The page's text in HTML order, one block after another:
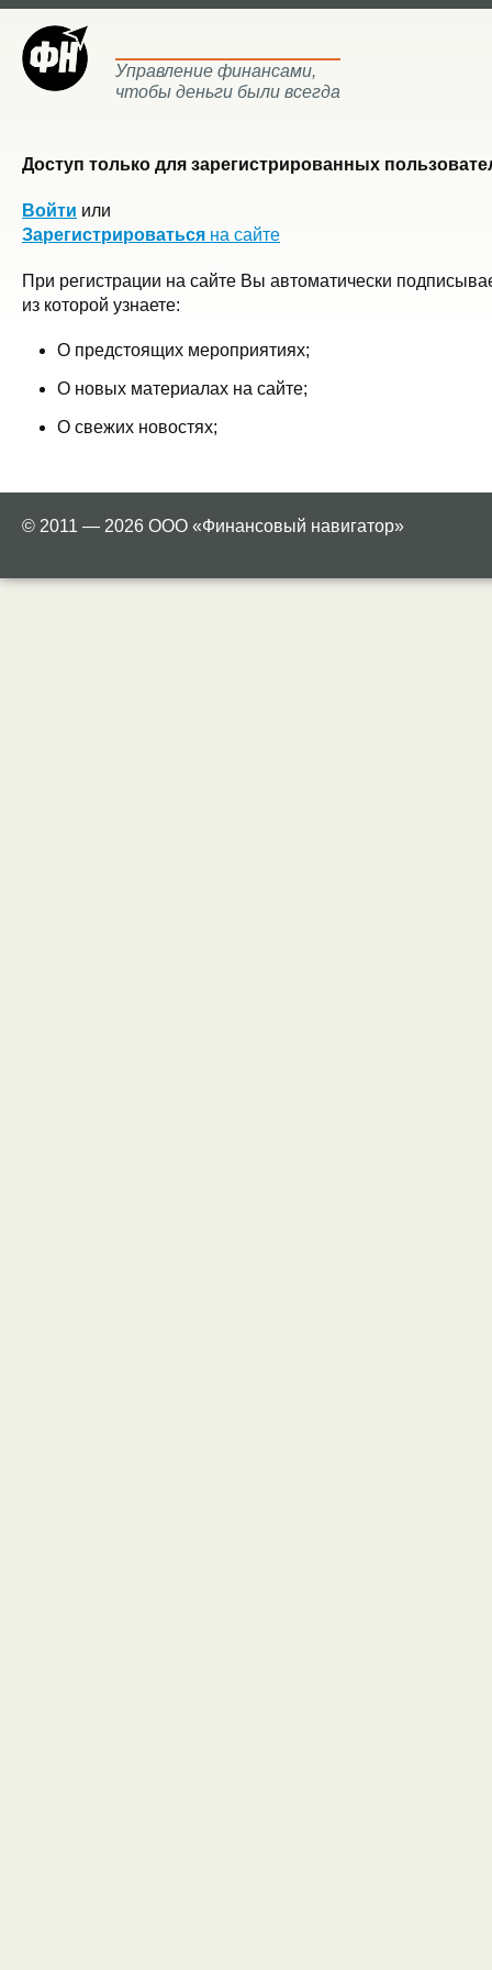
Управление финансами,
чтобы деньги были всегда
Доступ только для зарегистрированных
Войти или
Зарегистрироваться на сайте
При регистрации на сайте Вы автоматически
из которой узнаете:
О предстоящих мероприятиях;
О новых материалах на сайте;
О свежих новостях;
© 2011 — 2026 ООО «Финансовый навигатор»